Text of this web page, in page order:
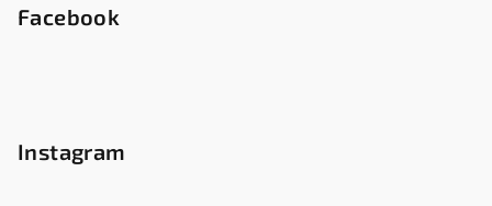
Facebook
Instagram